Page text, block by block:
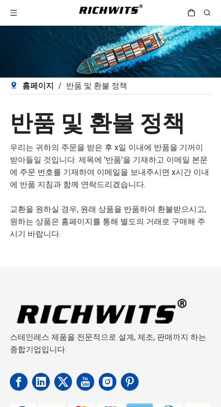
홈페이지 / 반품 및 환불 정책
반품 및 환불 정책
우리는 귀하의 주문을 받은 후 x일 이내에 반품을 기꺼이
받아들일 것입니다. 제목에 '반품'을 기재하고 이메일 본문
에 주문 번호를 기재하여 이메일을 보내주시면 x시간 이내
에 반품 지침과 함께 연락드리겠습니다.
교환을 원하실 경우, 원래 상품을 반품하여 환불받으시고,
원하는 상품은 홈페이지를 통해 별도의 거래로 구매해 주
시기 바랍니다.
스테인레스 제품을 전문적으로 설계, 제조, 판매까지 하는
종합기업입니다.